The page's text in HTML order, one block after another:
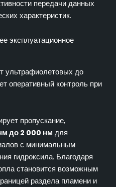
передачи данных
характеристик.
эксплуатационное
ультрафиолетовых до
оперативный контроль при
пропускание,
до 2 000 нм для
с минимальным
гидроксила. Благодаря
становится возможным
раздела пламени и